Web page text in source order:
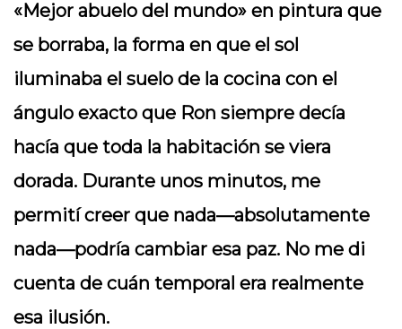
«Mejor abuelo del mundo» en pintura que
se borraba, la forma en que el sol
iluminaba el suelo de la cocina con el
ángulo exacto que Ron siempre decía
hacía que toda la habitación se viera
dorada. Durante unos minutos, me
permití creer que nada—absolutamente
nada—podría cambiar esa paz. No me di
cuenta de cuán temporal era realmente
esa ilusión.